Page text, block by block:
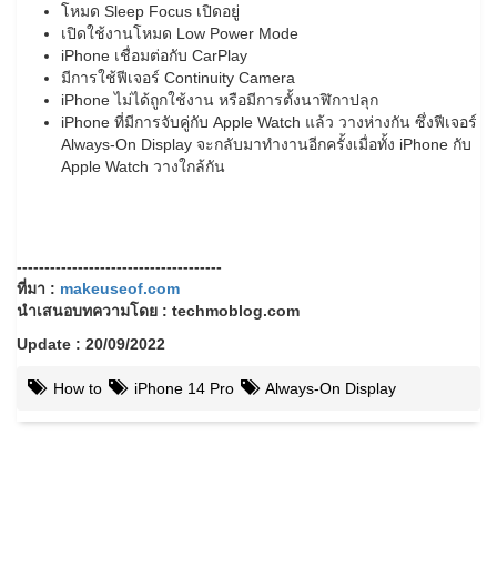
โหมด Sleep Focus เปิดอยู่
เปิดใช้งานโหมด Low Power Mode
iPhone เชื่อมต่อกับ CarPlay
มีการใช้ฟีเจอร์ Continuity Camera
iPhone ไม่ได้ถูกใช้งาน หรือมีการตั้งนาฬิกาปลุก
iPhone ที่มีการจับคู่กับ Apple Watch แล้ว วางห่างกัน ซึ่งฟีเจอร์
Always-On Display จะกลับมาทำงานอีกครั้งเมื่อทั้ง iPhone กับ
Apple Watch วางใกล้กัน
-------------------------------------
ที่มา : makeuseof.com
นำเสนอบทความโดย : techmoblog.com
Update : 20/09/2022
How to iPhone 14 Pro Always-On Display